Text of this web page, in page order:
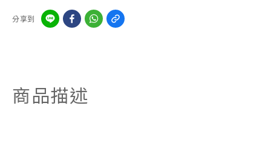
分享到
商品描述